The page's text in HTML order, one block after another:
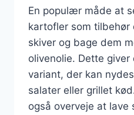
En populær måde at
kartofler som
skiver og bage dem
olivenolie. Dette
variant, der kan
salater eller grillet
også overveje at lave